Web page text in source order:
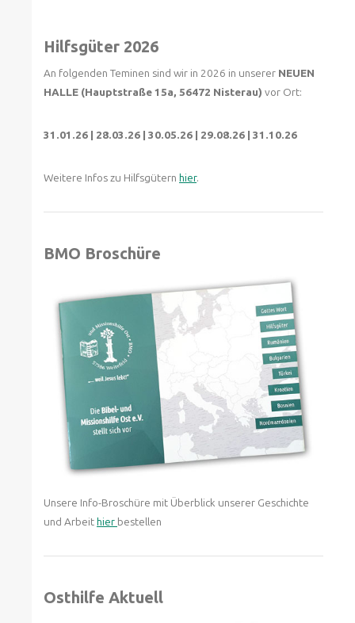
Hilfsgüter 2026
An folgenden Teminen sind wir in 2026 in unserer NEUEN
HALLE (Hauptstraße 15a, 56472 Nisterau) vor Ort:
31.01.26 | 28.03.26 | 30.05.26 | 29.08.26 | 31.10.26
Weitere Infos zu Hilfsgütern hier.
BMO Broschüre
Unsere Info-Broschüre mit Überblick unserer Geschichte
und Arbeithier bestellen
Osthilfe Aktuell